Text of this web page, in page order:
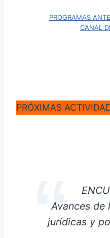
PROGRAMAS
CANAL
PRÓXIMAS
Avances de
jurídicas y